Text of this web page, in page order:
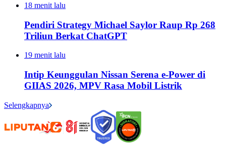
18 menit lalu
Pendiri Strategy Michael Saylor Raup Rp 268
Triliun Berkat ChatGPT
19 menit lalu
Intip Keunggulan Nissan Serena e-Power di
GIIAS 2026, MPV Rasa Mobil Listrik
Selengkapnya